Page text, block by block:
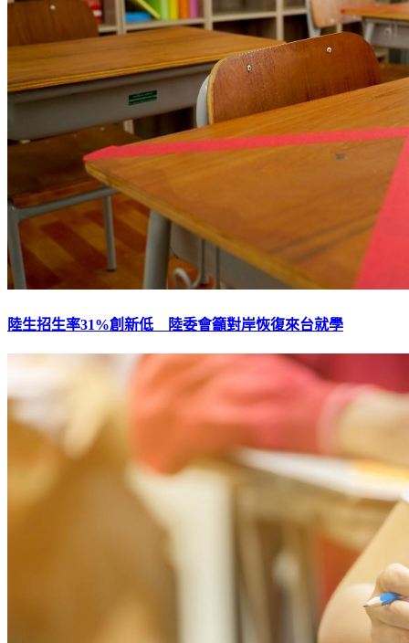
陸生招生率31%創新低 陸委會籲對岸恢復來台就學